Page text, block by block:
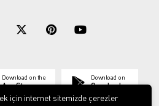
Download on the
App Store
Download on
Google play
için internet sitemizde çerezler